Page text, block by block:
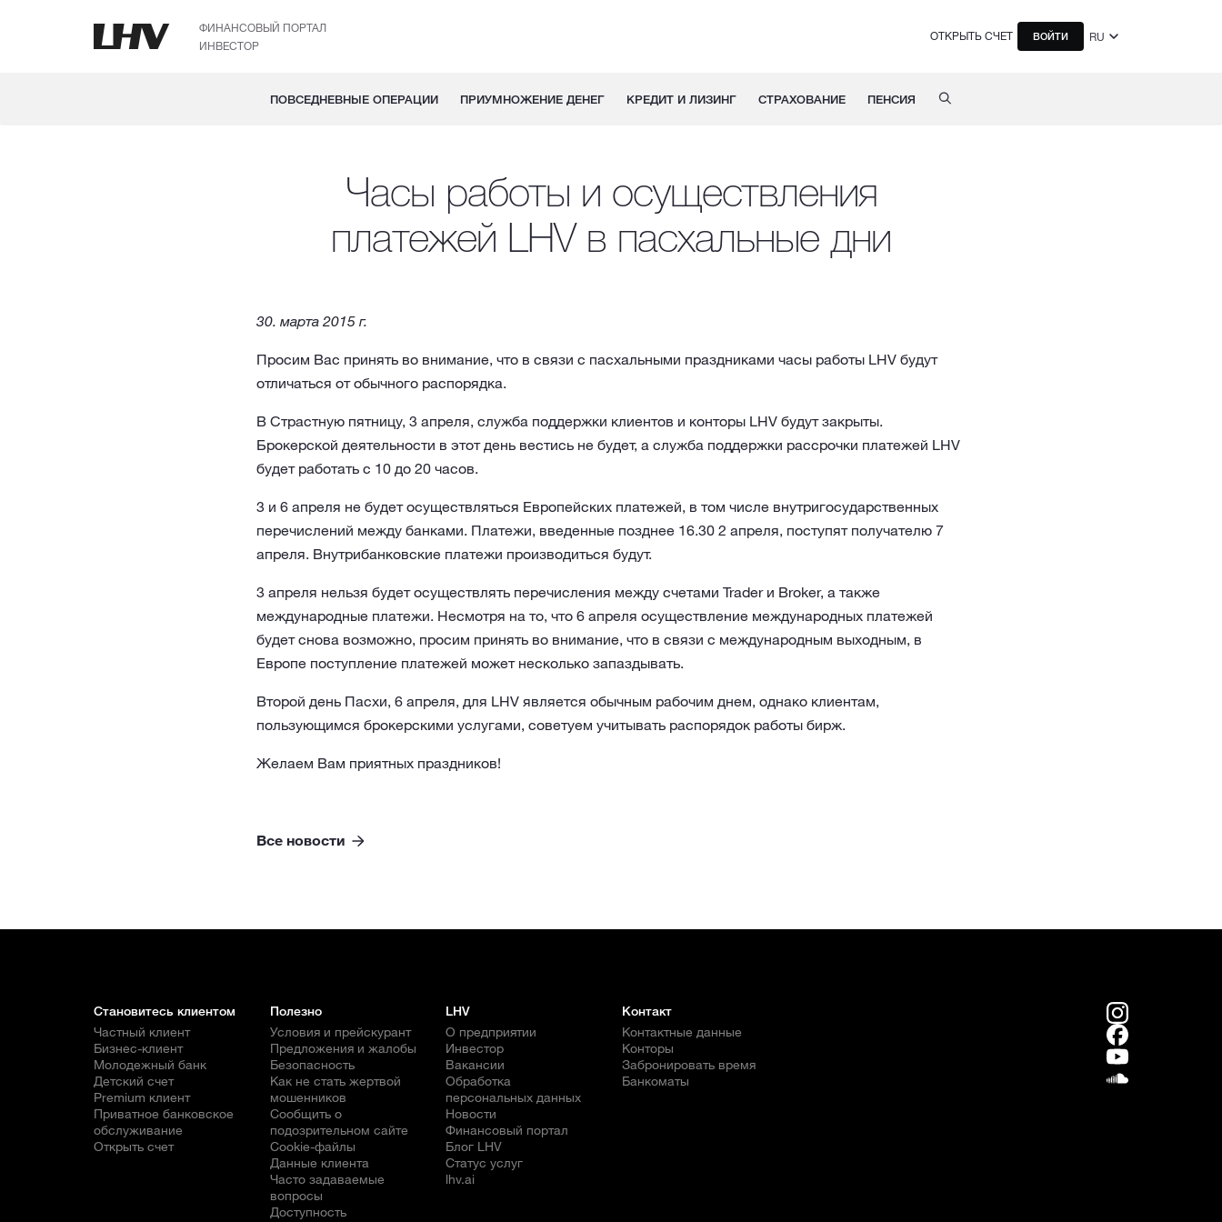
ФИНАНСОВЫЙ ПОРТАЛ
ИНВЕСТОР
ОТКРЫТЬ СЧЕТ ВОЙТИ RU
ПОВСЕДНЕВНЫЕ ОПЕРАЦИИ ПРИУМНОЖЕНИЕ ДЕНЕГ КРЕДИТ И ЛИЗИНГ СТРАХОВАНИЕ ПЕНСИЯ
Часы работы и осуществления
платежей LHV в пасхальные дни
30. марта 2015 г.
Просим Вас принять во внимание, что в связи с пасхальными праздниками часы работы LHV будут
отличаться от обычного распорядка.
В Страстную пятницу, 3 апреля, служба поддержки клиентов и конторы LHV будут закрыты.
Брокерской деятельности в этот день вестись не будет, а служба поддержки рассрочки платежей LHV
будет работать с 10 до 20 часов.
3 и 6 апреля не будет осуществляться Европейских платежей, в том числе внутригосударственных
перечислений между банками. Платежи, введенные позднее 16.30 2 апреля, поступят получателю 7
апреля. Внутрибанковские платежи производиться будут.
3 апреля нельзя будет осуществлять перечисления между счетами Trader и Broker, а также
международные платежи. Несмотря на то, что 6 апреля осуществление международных платежей
будет снова возможно, просим принять во внимание, что в связи с международным выходным, в
Европе поступление платежей может несколько запаздывать.
Второй день Пасхи, 6 апреля, для LHV является обычным рабочим днем, однако клиентам,
пользующимся брокерскими услугами, советуем учитывать распорядок работы бирж.
Желаем Вам приятных праздников!
Все новости
Становитесь клиентом
Частный клиент
Бизнес-клиент
Молодежный банк
Детский счет
Premium клиент
Приватное банковское
обслуживание
Открыть счет
Полезно
Условия и прейскурант
Предложения и жалобы
Безопасность
Как не стать жертвой
мошенников
Сообщить о
подозрительном сайте
Cookie-файлы
Данные клиента
Часто задаваемые
вопросы
Доступность
LHV
О предприятии
Инвестор
Вакансии
Обработка
персональных данных
Новости
Финансовый портал
Блог LHV
Статус услуг
lhv.ai
Контакт
Контактные данные
Конторы
Забронировать время
Банкоматы